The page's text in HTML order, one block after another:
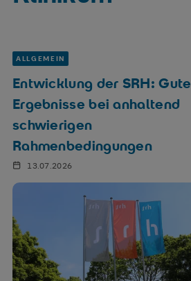
ALLGEMEIN
Entwicklung der SRH: Gute
Ergebnisse bei anhaltend
schwierigen
Rahmenbedingungen
13.07.2026